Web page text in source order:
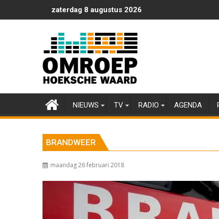
naar
zaterdag 8 augustus 2026
NIEUWS TV RADIO AGENDA
BRANDWEER
maandag 26 februari 2018